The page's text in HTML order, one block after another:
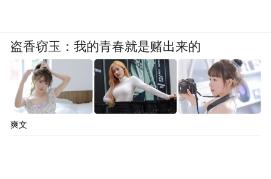
盗香窃玉：我的青春就是赌出来的
爽文